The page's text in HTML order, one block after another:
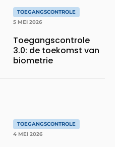
TOEGANGSCONTROLE
5 MEI 2026
Toegangscontrole
3.0: de toekomst van
biometrie
TOEGANGSCONTROLE
4 MEI 2026